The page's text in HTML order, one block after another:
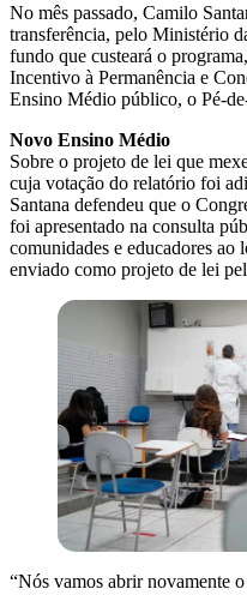
No mês passado, Camilo
transferência, pelo Ministério
fundo que custeará o
Incentivo à Permanência e
Ensino Médio público, o Pé-
Novo Ensino Médio
Sobre o projeto de lei que
cuja votação do relatório foi
Santana defendeu que o
foi apresentado na consulta
comunidades e educadores ao
enviado como projeto de lei
“Nós vamos abrir novamente